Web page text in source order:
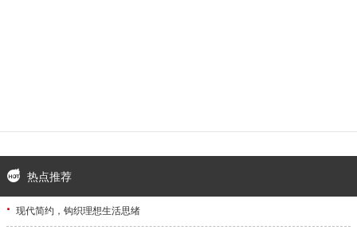
热点推荐
· 现代简约，钩织理想生活思绪